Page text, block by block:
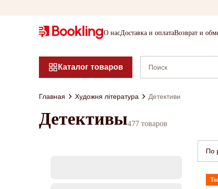
О насДоставка и оплатаВозврат и
Каталог товаров
Главная Художня література Детективи
Детективы477 товаров
По